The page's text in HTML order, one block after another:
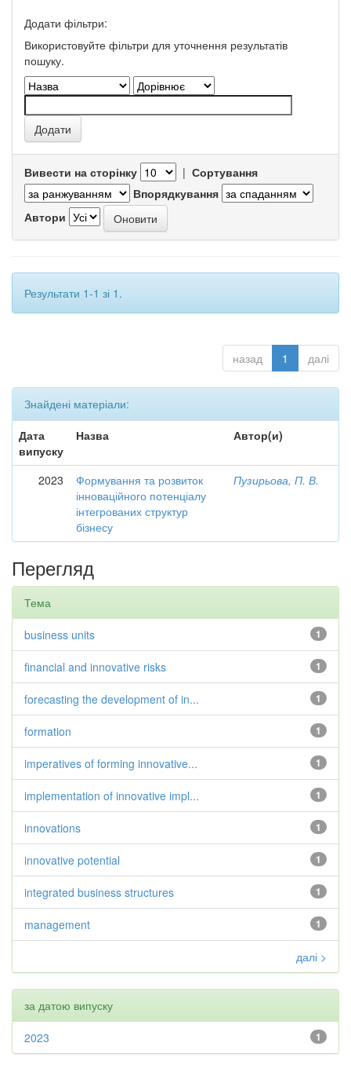
Додати фільтри:
Використовуйте фільтри для уточнення результатів
пошуку.
Вивести на сторінку | Сортування
Впорядкування
Автори
Результати 1-1 зі 1.
назад 1 далі
Знайдені матеріали:
Дата
випуску
Назва Автор(и)
2023
Формування та розвиток
інноваційного потенціалу
інтегрованих структур
бізнесу
Пузирьова, П. В.
Перегляд
Тема
1
business units
1
financial and innovative risks
1
forecasting the development of in...
1
formation
1
imperatives of forming innovative...
1
implementation of innovative impl...
1
innovations
1
innovative potential
1
integrated business structures
1
management
далі >
за датою випуску
1
2023